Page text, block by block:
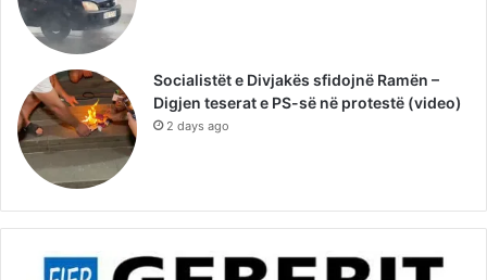
Socialistët e Divjakës sfidojnë Ramën –
Digjen teserat e PS-së në protestë (video)
2 days ago